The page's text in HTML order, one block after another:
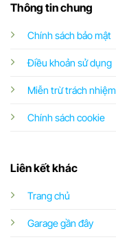
Thông tin chung
Chính sách bảo mật
Điều khoản sử dụng
Miễn trừ trách nhiệm
Chính sách cookie
Liên kết khác
Trang chủ
Garage gần đây